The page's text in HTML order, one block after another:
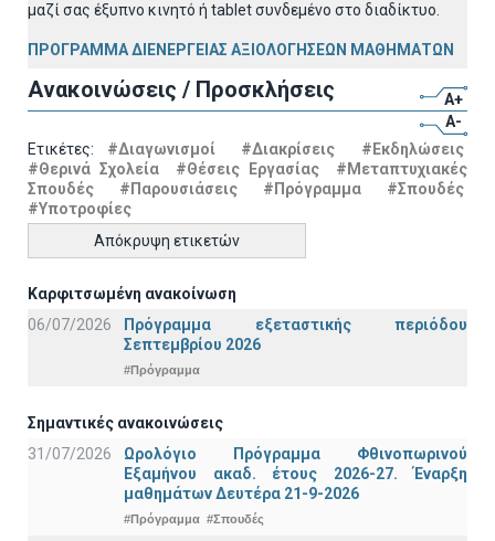
μαζί σας έξυπνο κινητό ή tablet συνδεμένο στο διαδίκτυο.
ΠΡΟΓΡΑΜΜΑ ΔΙΕΝΕΡΓΕΙΑΣ ΑΞΙΟΛΟΓΗΣΕΩΝ ΜΑΘΗΜΑΤΩΝ
Ανακοινώσεις / Προσκλήσεις
A+
A-
Ετικέτες: #Διαγωνισμοί #Διακρίσεις
#Εκδηλώσεις
#Θερινά Σχολεία
#Θέσεις Εργασίας
#Μεταπτυχιακές
Σπουδές
#Παρουσιάσεις #Πρόγραμμα
#Σπουδές
#Υποτροφίες
Απόκρυψη ετικετών
Καρφιτσωμένη ανακοίνωση
06/07/2026
Πρόγραμμα εξεταστικής περιόδου
Σεπτεμβρίου 2026
#Πρόγραμμα
Σημαντικές ανακοινώσεις
31/07/2026
Ωρολόγιο Πρόγραμμα Φθινοπωρινού
Εξαμήνου ακαδ. έτους 2026-27. Έναρξη
μαθημάτων Δευτέρα 21-9-2026
#Πρόγραμμα #Σπουδές